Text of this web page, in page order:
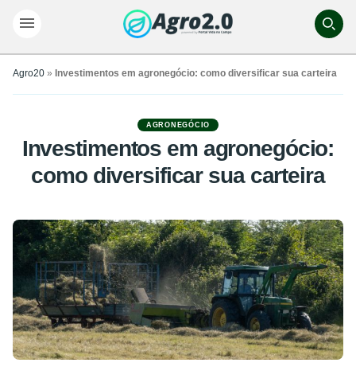
Agro20 » Investimentos em agronegócio: como diversificar sua carteira
AGRONEGÓCIO
Investimentos em agronegócio:
como diversificar sua carteira